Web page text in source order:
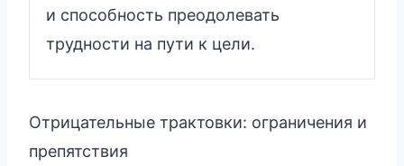
и способность преодолевать
трудности на пути к цели.
Отрицательные трактовки: ограничения и
препятствия